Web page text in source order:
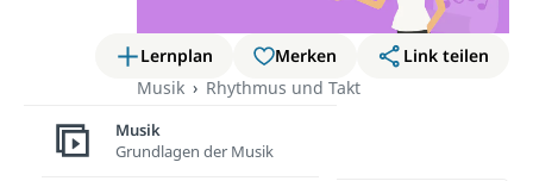
Lernplan Merken
Link teilen
Musik
Rhythmus und Takt
Rhythmus
Musik
Grundlagen der Musik